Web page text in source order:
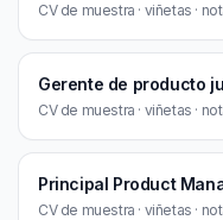
CV de muestra · viñetas ·
Gerente de producto
CV de muestra · viñetas ·
Principal Product
CV de muestra · viñetas ·